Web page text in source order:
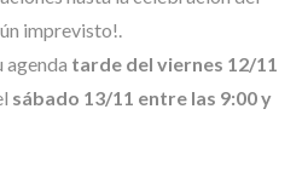
imprevisto!.
agenda tarde del viernes 12/11
sábado 13/11 entre las 9:00 y